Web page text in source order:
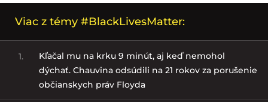
Viac z témy #BlackLivesMatter:
1.
Kľačal mu na krku 9 minút, aj keď nemohol
dýchať. Chauvina odsúdili na 21 rokov za porušenie
občianskych práv Floyda